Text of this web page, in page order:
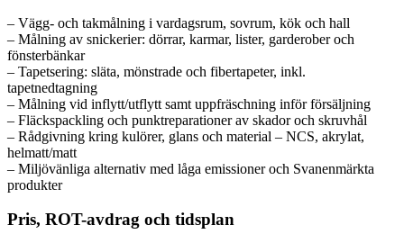
– Vägg- och takmålning i vardagsrum, sovrum, kök och hall
– Målning av snickerier: dörrar, karmar, lister, garderober och
fönsterbänkar
– Tapetsering: släta, mönstrade och fibertapeter, inkl.
tapetnedtagning
– Målning vid inflytt/utflytt samt uppfräschning inför försäljning
– Fläckspackling och punktreparationer av skador och skruvhål
– Rådgivning kring kulörer, glans och material – NCS, akrylat,
helmatt/matt
– Miljövänliga alternativ med låga emissioner och Svanenmärkta
produkter
Pris, ROT-avdrag och tidsplan